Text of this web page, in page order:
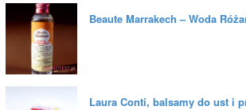
Beaute Marrakech – Woda
Laura Conti, balsamy do ust i